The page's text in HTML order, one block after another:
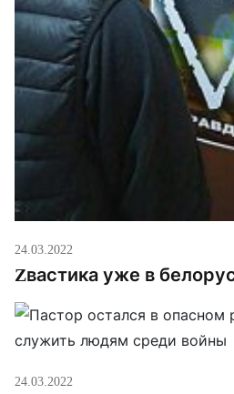
24.03.2022
Zвастика уже в
24.03.2022